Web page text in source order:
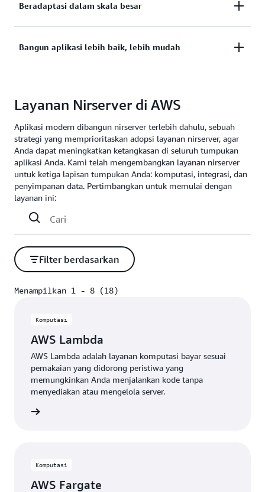
penggunaan sumber daya dioptimalkan secara
otomatis dan Anda tidak perlu membayar untuk
Beradaptasi dalam skala besar
menskalakan dari nol hingga permintaan puncak,
Bangun aplikasi lebih baik, lebih mudah
bukan mengonfigurasinya.
Layanan Nirserver di AWS
Aplikasi modern dibangun nirserver terlebih dahulu, sebuah
strategi yang memprioritaskan adopsi layanan nirserver, agar
Anda dapat meningkatkan ketangkasan di seluruh tumpukan
aplikasi Anda. Kami telah mengembangkan layanan nirserver
untuk ketiga lapisan tumpukan Anda: komputasi, integrasi, dan
penyimpanan data. Pertimbangkan untuk memulai dengan
layanan ini:
Filter berdasarkan
Menampilkan 1 - 8 (18)
Komputasi
AWS Lambda
AWS Lambda adalah layanan komputasi bayar sesuai
pemakaian yang didorong peristiwa yang
memungkinkan Anda menjalankan kode tanpa
menyediakan atau mengelola server.
Komputasi
AWS Fargate